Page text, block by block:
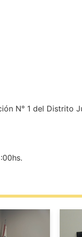
N° 1 del Distrito